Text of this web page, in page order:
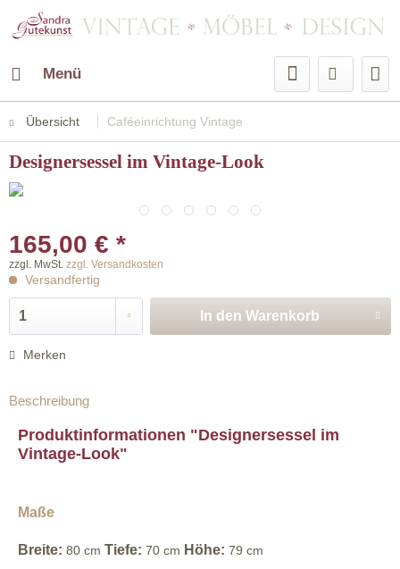
Menü
Übersicht Caféeinrichtung Vintage
Designersessel im Vintage-Look
165,00 € *
zzgl. MwSt. zzgl. Versandkosten
Versandfertig
In den Warenkorb
Merken
Beschreibung
Produktinformationen "Designersessel im
Vintage-Look"
Maße
Breite: 80 cm Tiefe: 70 cm Höhe: 79 cm